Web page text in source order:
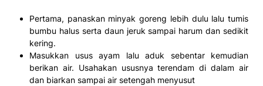
Pertama, panaskan minyak goreng lebih dulu lalu tumis
bumbu halus serta daun jeruk sampai harum dan sedikit
kering.
Masukkan usus ayam lalu aduk sebentar kemudian
berikan air. Usahakan ususnya terendam di dalam air
dan biarkan sampai air setengah menyusut